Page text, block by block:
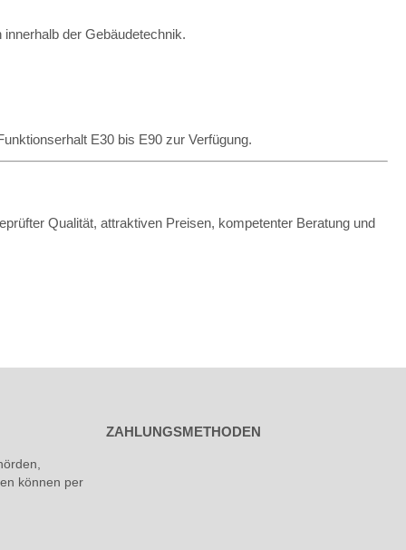
der Gebäudetechnik.
E30 bis E90 zur Verfügung.
Qualität, attraktiven Preisen, kompetenter Beratung und
können per
ZAHLUNGSMETHODEN